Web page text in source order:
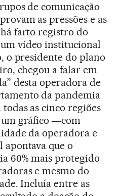
de comunicação
as pressões e as
há farto registro do
vídeo institucional
o presidente do plano
chegou a falar em
desta operadora de
da pandemia
as cinco regiões
um gráfico ―com
da operadora e
que o
60% mais protegido
e mesmo do
Incluía entre as